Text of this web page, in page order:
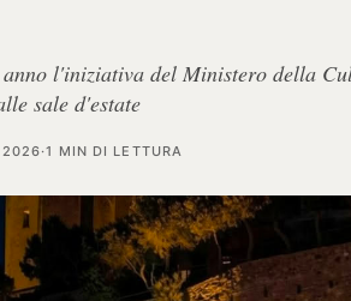
l'iniziativa del Ministero della
sale d'estate
2026·1 MIN DI LETTURA